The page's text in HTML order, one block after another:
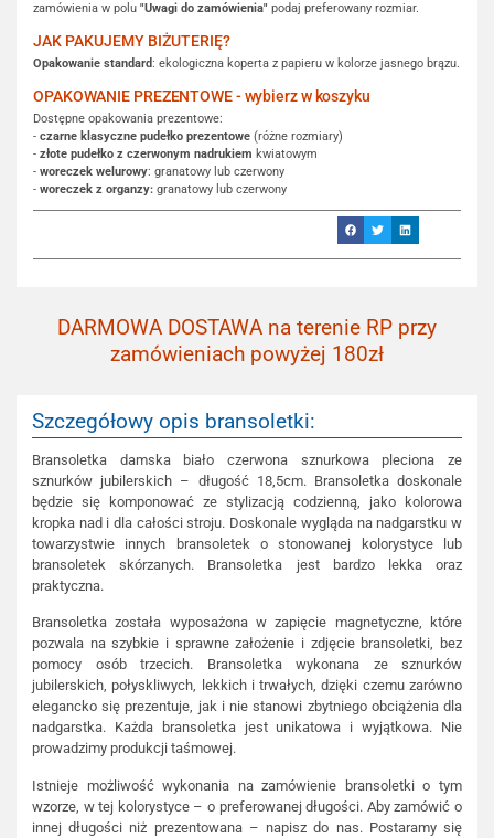
zamówienia w polu "Uwagi do zamówienia" podaj preferowany rozmiar.
JAK PAKUJEMY BIŻUTERIĘ?
Opakowanie standard: ekologiczna koperta z papieru w kolorze jasnego brązu.
OPAKOWANIE PREZENTOWE - wybierz w koszyku
Dostępne opakowania prezentowe:
- czarne klasyczne pudełko prezentowe (różne rozmiary)
- złote pudełko z czerwonym nadrukiem kwiatowym
- woreczek welurowy: granatowy lub czerwony
- woreczek z organzy: granatowy lub czerwony
DARMOWA DOSTAWA na terenie RP przy
zamówieniach powyżej 180zł
Szczegółowy opis bransoletki:
Bransoletka damska biało czerwona sznurkowa pleciona ze
sznurków jubilerskich – długość 18,5cm. Bransoletka doskonale
będzie się komponować ze stylizacją codzienną, jako kolorowa
kropka nad i dla całości stroju. Doskonale wygląda na nadgarstku w
towarzystwie innych bransoletek o stonowanej kolorystyce lub
bransoletek skórzanych. Bransoletka jest bardzo lekka oraz
praktyczna.
Bransoletka została wyposażona w zapięcie magnetyczne, które
pozwala na szybkie i sprawne założenie i zdjęcie bransoletki, bez
pomocy osób trzecich. Bransoletka wykonana ze sznurków
jubilerskich, połyskliwych, lekkich i trwałych, dzięki czemu zarówno
elegancko się prezentuje, jak i nie stanowi zbytniego obciążenia dla
nadgarstka. Każda bransoletka jest unikatowa i wyjątkowa. Nie
prowadzimy produkcji taśmowej.
Istnieje możliwość wykonania na zamówienie bransoletki o tym
wzorze, w tej kolorystyce – o preferowanej długości. Aby zamówić o
innej długości niż prezentowana – napisz do nas. Postaramy się